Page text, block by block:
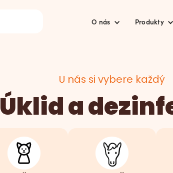
O nás Produkty
U nás si vybere každý
Úklid a